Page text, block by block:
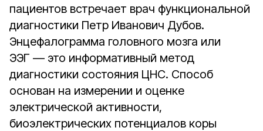
пациентов встречает врач функциональной
диагностики Петр Иванович Дубов.
Энцефалограмма головного мозга или
ЭЭГ — это информативный метод
диагностики состояния ЦНС. Способ
основан на измерении и оценке
электрической активности,
биоэлектрических потенциалов коры